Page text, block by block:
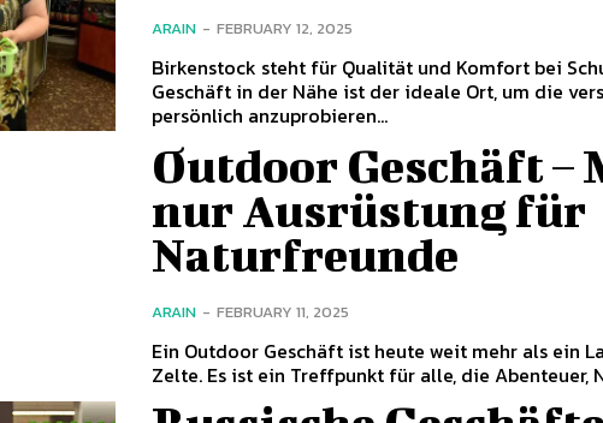
ARAIN - FEBRUARY 12, 2025
Birkenstock steht für Qualität und Komfort bei
Geschäft in der Nähe ist der ideale Ort, um die
persönlich anzuprobieren...
Outdoor Geschäft –
nur Ausrüstung für
Naturfreunde
ARAIN - FEBRUARY 11, 2025
Ein Outdoor Geschäft ist heute weit mehr als ein
Zelte. Es ist ein Treffpunkt für alle, die Abenteuer,